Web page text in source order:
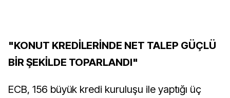
"KONUT KREDİLERİNDE NET TALEP GÜÇLÜ
BİR ŞEKİLDE TOPARLANDI"
ECB, 156 büyük kredi kuruluşu ile yaptığı üç